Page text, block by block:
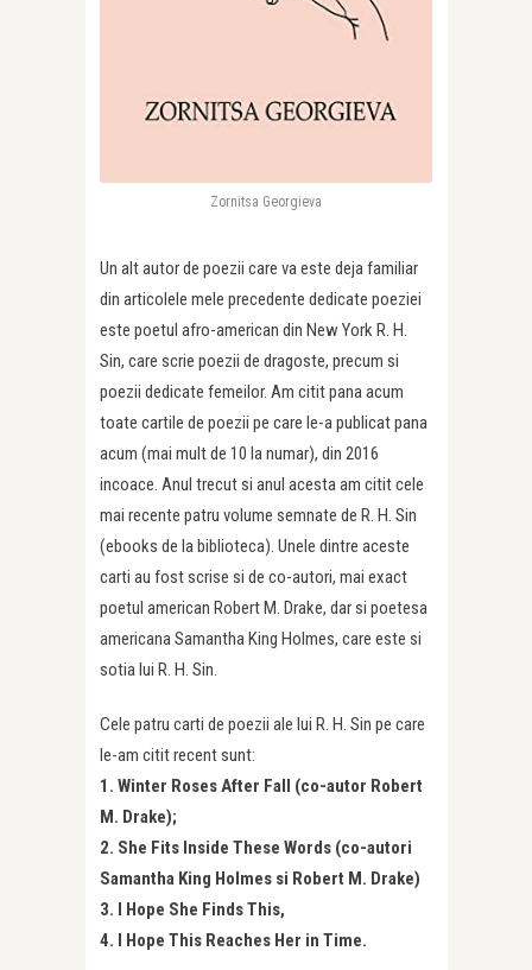
Zornitsa Georgieva
Un alt autor de poezii care va este deja familiar
din articolele mele precedente dedicate poeziei
este poetul afro-american din New York R. H.
Sin, care scrie poezii de dragoste, precum si
poezii dedicate femeilor. Am citit pana acum
toate cartile de poezii pe care le-a publicat pana
acum (mai mult de 10 la numar), din 2016
incoace. Anul trecut si anul acesta am citit cele
mai recente patru volume semnate de R. H. Sin
(ebooks de la biblioteca). Unele dintre aceste
carti au fost scrise si de co-autori, mai exact
poetul american Robert M. Drake, dar si poetesa
americana Samantha King Holmes, care este si
sotia lui R. H. Sin.
Cele patru carti de poezii ale lui R. H. Sin pe care
le-am citit recent sunt:
1. Winter Roses After Fall (co-autor Robert
M. Drake);
2. She Fits Inside These Words (co-autori
Samantha King Holmes si Robert M. Drake)
3. I Hope She Finds This,
4. I Hope This Reaches Her in Time.